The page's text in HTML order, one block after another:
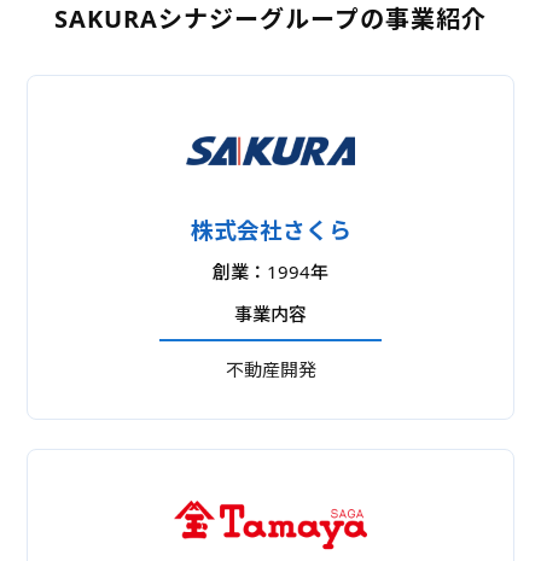
SAKURAシナジーグループの事業紹介
株式会社さくら
創業：1994年
事業内容
不動産開発